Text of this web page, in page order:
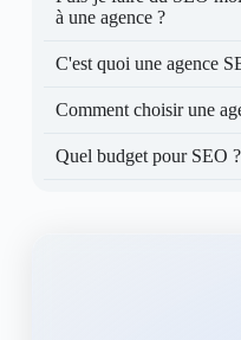
à une agence ?
C'est quoi une agence
Comment choisir une
Quel budget pour SEO ?